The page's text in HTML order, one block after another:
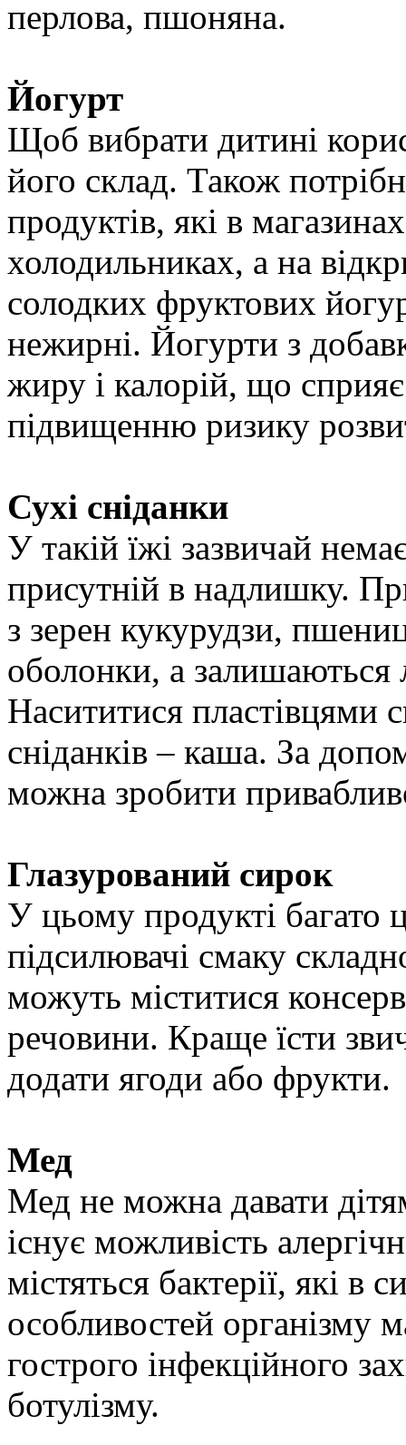
перлова, пшоняна.
Йогурт
Щоб вибрати дитині
його склад. Також
продуктів, які в
холодильниках, а на
солодких фруктових
нежирні. Йогурти з
жиру і калорій, що
підвищенню ризику
Сухі сніданки
У такій їжі зазвичай
присутній в надлишку.
з зерен кукурудзи,
оболонки, а залишаються
Насититися пластівцями
сніданків – каша. За
можна зробити
Глазурований сирок
У цьому продукті багато
підсилювачі смаку
можуть міститися
речовини. Краще їсти
додати ягоди або фрукти.
Мед
Мед не можна давати
існує можливість
містяться бактерії, які в
особливостей організму
гострого інфекційного
ботулізму.